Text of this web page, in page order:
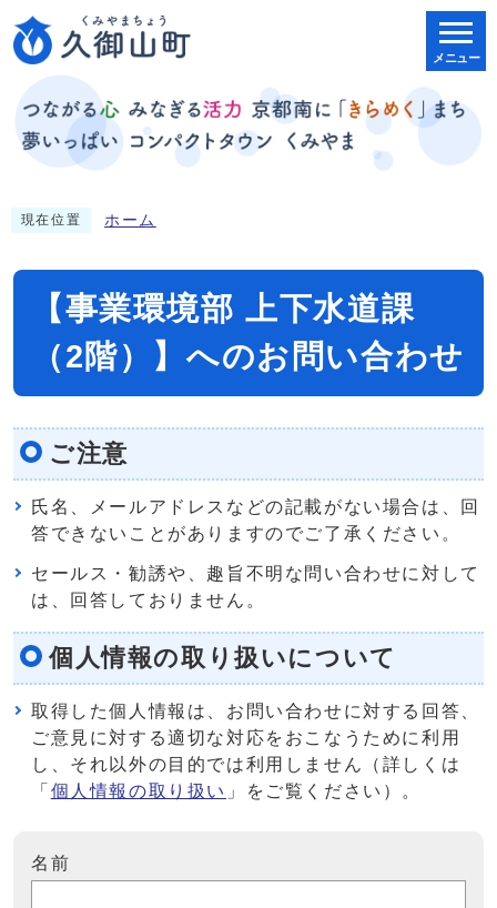
メニュー
現在位置 ホーム
【事業環境部 上下水道課
（2階）】へのお問い合わせ
ご注意
氏名、メールアドレスなどの記載がない場合は、回
答できないことがありますのでご了承ください。
セールス・勧誘や、趣旨不明な問い合わせに対して
は、回答しておりません。
個人情報の取り扱いについて
取得した個人情報は、お問い合わせに対する回答、
ご意見に対する適切な対応をおこなうために利用
し、それ以外の目的では利用しません（詳しくは
「 個人情報の取り扱い 」をご覧ください）。
名前